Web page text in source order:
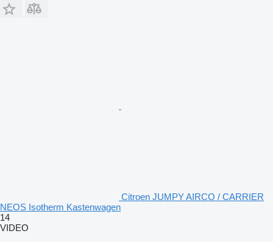
Citroen JUMPY AIRCO / CARRIER
NEOS Isotherm Kastenwagen
14
VIDEO